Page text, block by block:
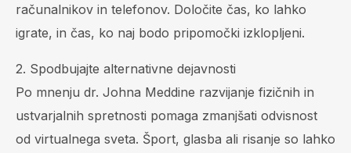
računalnikov in telefonov. Določite čas, ko lahko
igrate, in čas, ko naj bodo pripomočki izklopljeni.
2. Spodbujajte alternativne dejavnosti
Po mnenju dr. Johna Meddine razvijanje fizičnih in
ustvarjalnih spretnosti pomaga zmanjšati odvisnost
od virtualnega sveta. Šport, glasba ali risanje so lahko